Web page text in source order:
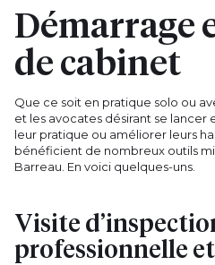
Démarrage
de cabinet
Que ce soit en pratique solo ou
et les avocates désirant se lancer
leur pratique ou améliorer leurs
bénéficient de nombreux outils
Barreau. En voici quelques-uns.
Visite
professionnelle